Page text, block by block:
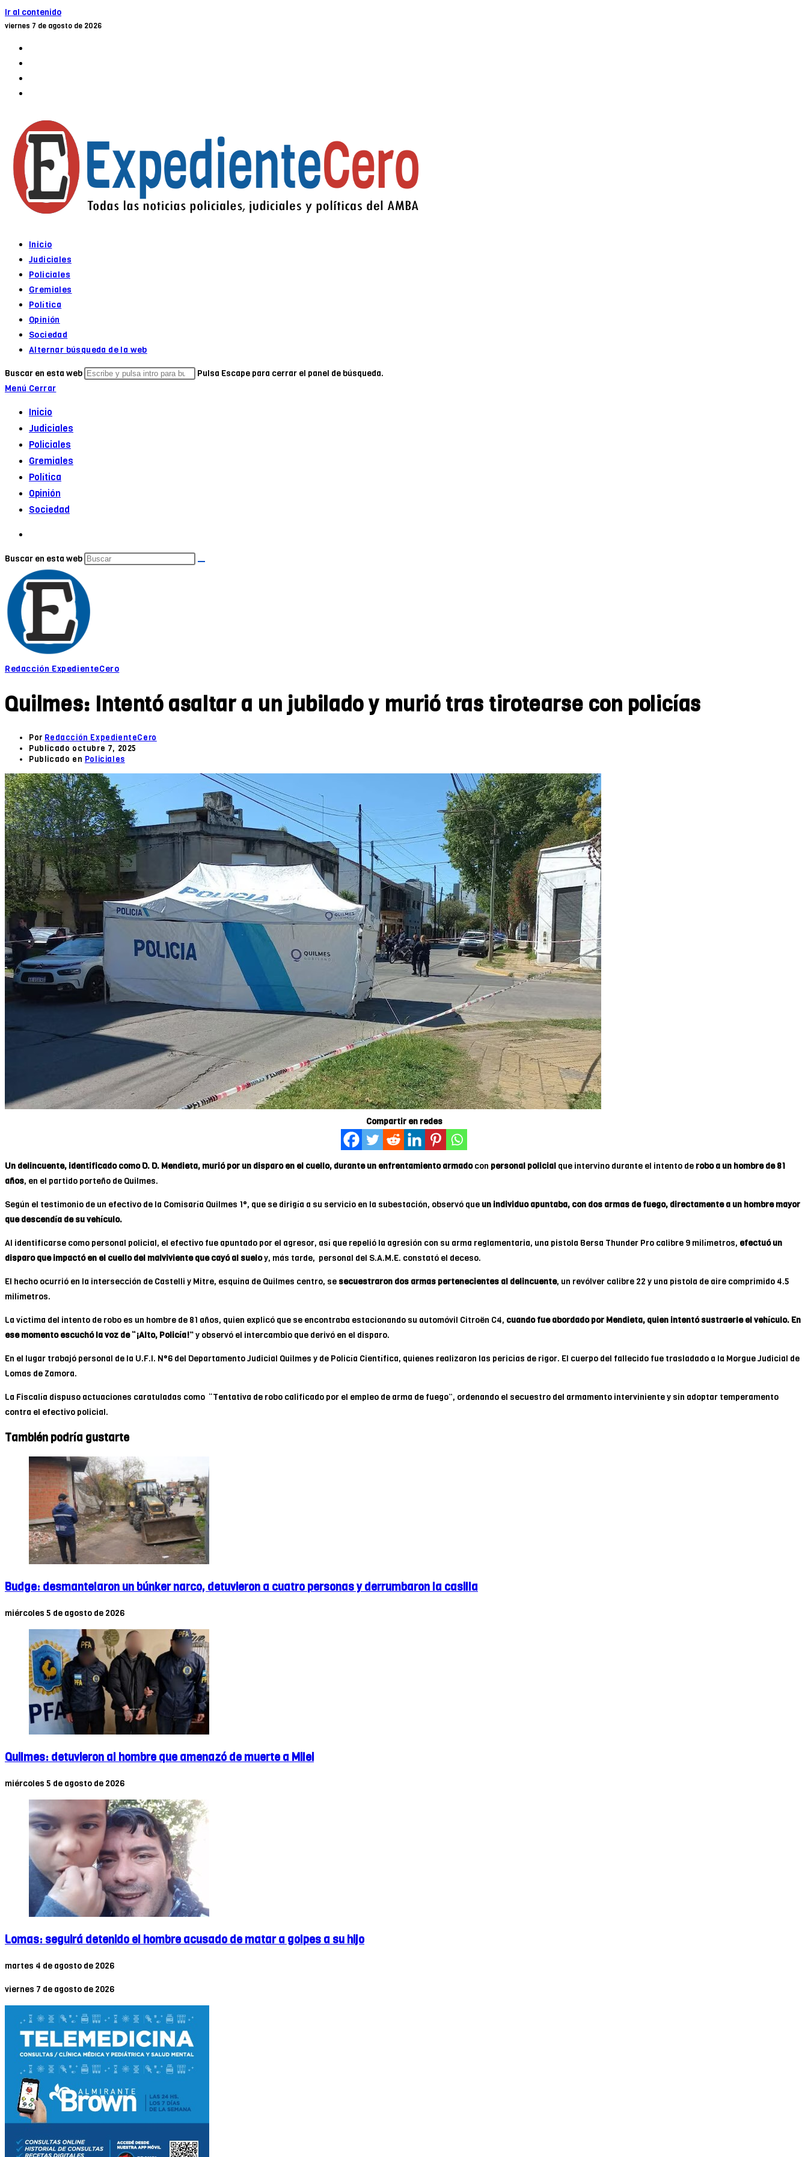
Ir al contenido
viernes 7 de agosto de 2026
Inicio
Judiciales
Policiales
Gremiales
Política
Opinión
Sociedad
Alternar búsqueda de la web
Buscar en esta web
Pulsa Escape para cerrar el panel de búsqueda.
Menú Cerrar
Inicio
Judiciales
Policiales
Gremiales
Política
Opinión
Sociedad
Buscar en esta web
Redacción ExpedienteCero
Quilmes: Intentó asaltar a un jubilado y murió tras tirotearse con policías
Por Redacción ExpedienteCero
Publicado octubre 7, 2025
Publicado en Policiales
Compartir en redes
Un delincuente, identificado como D. D. Mendieta, murió por un disparo en el cuello, durante un enfrentamiento armadocon personal policial que intervino durante el intento de robo a un hombre de 81
años, en el partido porteño de Quilmes.
Según el testimonio de un efectivo de la Comisaría Quilmes 1°, que se dirigía a su servicio en la subestación, observó que un individuo apuntaba, con dos armas de fuego, directamente a un hombre mayor
que descendía de su vehículo.
Al identificarse como personal policial, el efectivo fue apuntado por el agresor, así que repelió la agresión con su arma reglamentaria, una pistola Bersa Thunder Pro calibre 9 milímetros, efectuó un
disparo que impactó en el cuello del malviviente que cayó al sueloy, más tarde, personal del S.A.M.E. constató el deceso.
El hecho ocurrió en la intersección de Castelli y Mitre, esquina de Quilmes centro, se secuestraron dos armas pertenecientes al delincuente, un revólver calibre 22 y una pistola de aire comprimido 4.5
milímetros.
La víctima del intento de robo es un hombre de 81 años, quien explicó que se encontraba estacionando su automóvil Citroën C4, cuando fue abordado por Mendieta, quien intentó sustraerle el vehículo. En
ese momento escuchó la voz de “¡Alto, Policía!”y observó el intercambio que derivó en el disparo.
En el lugar trabajó personal de la U.F.I. N°6 del Departamento Judicial Quilmes y de Policía Científica, quienes realizaron las pericias de rigor. El cuerpo del fallecido fue trasladado a la Morgue Judicial de
Lomas de Zamora.
La Fiscalía dispuso actuaciones caratuladas como “Tentativa de robo calificado por el empleo de arma de fuego”, ordenando el secuestro del armamento interviniente y sin adoptar temperamento
contra el efectivo policial.
También podría gustarte
Budge: desmantelaron un búnker narco, detuvieron a cuatro personas y derrumbaron la casilla
miércoles 5 de agosto de 2026
Quilmes: detuvieron al hombre que amenazó de muerte a Milei
miércoles 5 de agosto de 2026
Lomas: seguirá detenido el hombre acusado de matar a golpes a su hijo
martes 4 de agosto de 2026
viernes 7 de agosto de 2026